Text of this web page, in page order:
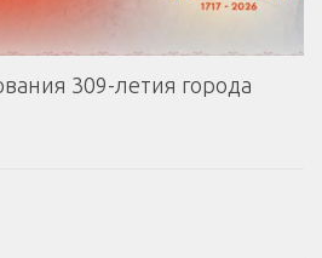
309-летия города